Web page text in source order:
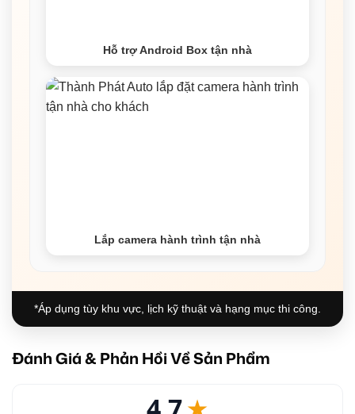
Hỗ trợ Android Box tận nhà
Lắp camera hành trình tận nhà
*Áp dụng tùy khu vực, lịch kỹ thuật và hạng mục thi công.
Đánh Giá & Phản Hồi Về Sản Phẩm